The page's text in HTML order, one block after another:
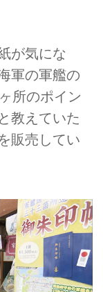
が気にな
軍の軍艦の
所のポイン
教えていた
販売してい